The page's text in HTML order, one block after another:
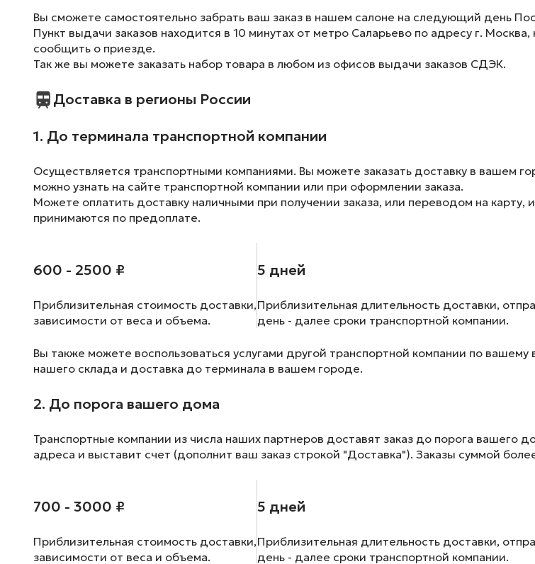
Вы сможете самостоятельно забрать ваш заказ в нашем салоне на следующий день
Пункт выдачи заказов находится в 10 минутах от метро Саларьево по адресу г.
сообщить о приезде.
Так же вы можете заказать набор товара в любом из офисов выдачи заказов СДЭК.
Доставка в регионы России
1. До терминала транспортной компании
Осуществляется транспортными компаниями. Вы можете заказать доставку в вашем
можно узнать на сайте транспортной компании или при оформлении заказа.
Можете оплатить доставку наличными при получении заказа, или переводом на
принимаются по предоплате.
600 - 2500 ₽
Приблизительная стоимость доставки,
зависимости от веса и объема.
5 дней
Приблизительная длительность доставки,
день - далее сроки транспортной компании.
Вы также можете воспользоваться услугами другой транспортной компании по
нашего склада и доставка до терминала в вашем городе.
2. До порога вашего дома
Транспортные компании из числа наших партнеров доставят заказ до порога
адреса и выставит счет (дополнит ваш заказ строкой "Доставка"). Заказы суммой
700 - 3000 ₽
Приблизительная стоимость доставки,
зависимости от веса и объема.
5 дней
Приблизительная длительность доставки,
день - далее сроки транспортной компании.